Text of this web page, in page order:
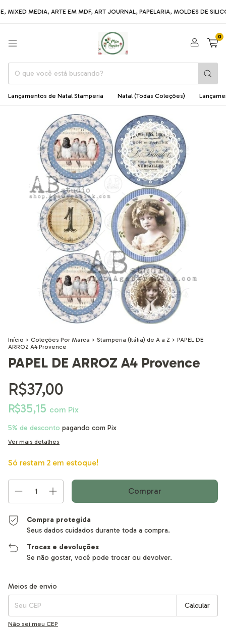
MEDIA, ARTE EM MDF, ART JOURNAL, PAPELARIA, MOLDES DE SILICONE,
0
Lançamentos de Natal Stamperia Natal (Todas Coleções)
Início > Coleções Por Marca > Stamperia (Itália) de A a Z > PAPEL DE
ARROZ A4 Provence
PAPEL DE ARROZ A4 Provence
R$37,00
R$35,15 com Pix
5% de desconto pagando com Pix
Ver mais detalhes
Só restam 2 em estoque!
Compra protegida
Seus dados cuidados durante toda a compra.
Trocas e devoluções
Se não gostar, você pode trocar ou devolver.
Entregas para o CEP:
Meios de envio
Calcular
Não sei meu CEP